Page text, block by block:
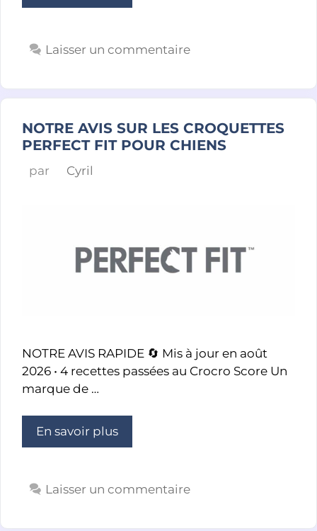
Laisser un commentaire
NOTRE AVIS SUR LES CROQUETTES
PERFECT FIT POUR CHIENS
par Cyril
NOTRE AVIS RAPIDE 🔄 Mis à jour en août
2026 • 4 recettes passées au Crocro Score Un
marque de …
En savoir plus
Laisser un commentaire